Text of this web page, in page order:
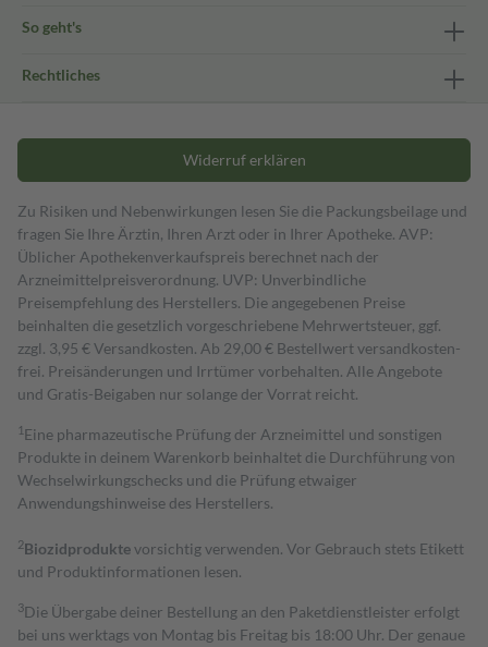
So geht's
Rechtliches
Widerruf erklären
Zu Risiken und Nebenwirkungen lesen Sie die Packungsbeilage und
fragen Sie Ihre Ärztin, Ihren Arzt oder in Ihrer Apotheke. AVP:
Üblicher Apothekenverkaufspreis berechnet nach der
Arzneimittelpreisverordnung. UVP: Unverbindliche
Preisempfehlung des Herstellers. Die angegebenen Preise
beinhalten die gesetzlich vorgeschriebene Mehrwertsteuer, ggf.
zzgl. 3,95 € Versandkosten. Ab 29,00 € Bestell­wert versand­kosten­
frei. Preisänderungen und Irrtümer vorbehalten. Alle Angebote
und Gratis-Beigaben nur solange der Vorrat reicht.
1 Eine pharmazeutische Prüfung der Arzneimittel und sonstigen
Produkte in deinem Warenkorb beinhaltet die Durchführung von
Wechselwirkungschecks und die Prüfung etwaiger
Anwendungshinweise des Herstellers.
2Biozidproduktevorsichtig verwenden. Vor Gebrauch stets Etikett
und Produktinformationen lesen.
3Die Übergabe deiner Bestellung an den Paketdienstleister erfolgt
bei uns werktags von Montag bis Freitag bis 18:00 Uhr. Der genaue